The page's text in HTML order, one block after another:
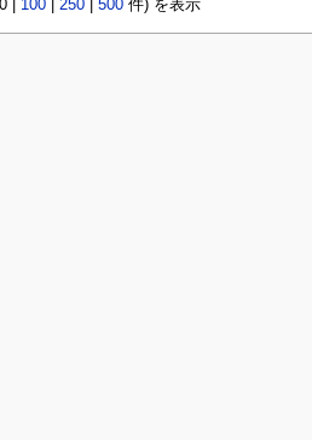
| 100| 250| 500件) を表示